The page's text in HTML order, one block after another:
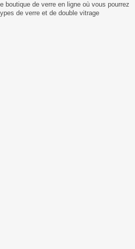
boutique de verre en ligne où vous pourrez
de verre et de double vitrage